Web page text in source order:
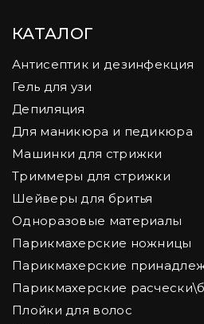
КАТАЛОГ
Антисептик и дезинфекция
Гель для узи
Депиляция
Для маникюра и педикюра
Машинки для стрижки
Триммеры для стрижки
Шейверы для бритья
Одноразовые материалы
Парикмахерские ножницы
Парикмахерские
Парикмахерские
Плойки для волос